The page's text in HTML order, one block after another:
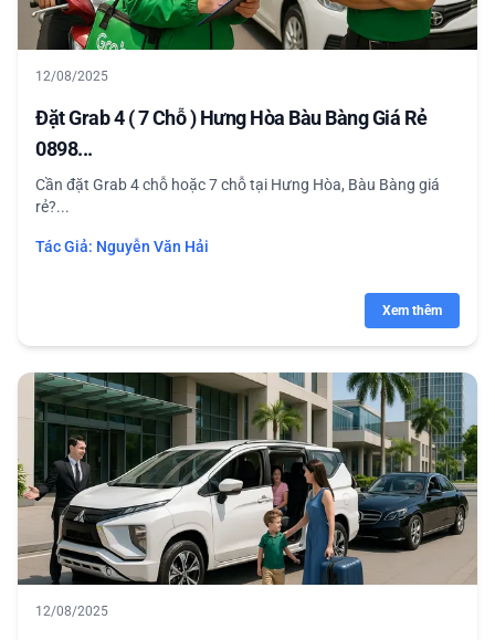
12/08/2025
Đặt Grab 4 ( 7 Chỗ ) Hưng Hòa Bàu Bàng Giá Rẻ
0898...
Cần đặt Grab 4 chỗ hoặc 7 chỗ tại Hưng Hòa, Bàu Bàng giá
rẻ?...
Tác Giả: Nguyễn Văn Hải
Xem thêm
12/08/2025